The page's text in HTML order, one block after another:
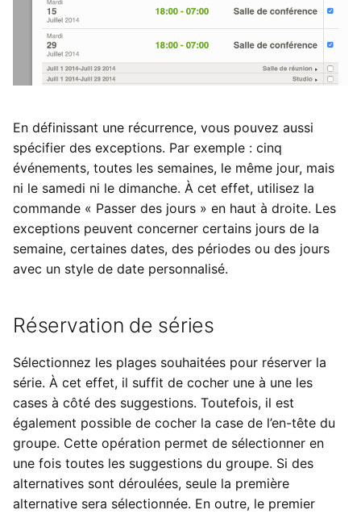
En définissant une récurrence, vous pouvez aussi
spécifier des exceptions. Par exemple : cinq
événements, toutes les semaines, le même jour, mais
ni le samedi ni le dimanche. À cet effet, utilisez la
commande « Passer des jours » en haut à droite. Les
exceptions peuvent concerner certains jours de la
semaine, certaines dates, des périodes ou des jours
avec un style de date personnalisé.
Réservation de séries
Sélectionnez les plages souhaitées pour réserver la
série. À cet effet, il suffit de cocher une à une les
cases à côté des suggestions. Toutefois, il est
également possible de cocher la case de l’en-tête du
groupe. Cette opération permet de sélectionner en
une fois toutes les suggestions du groupe. Si des
alternatives sont déroulées, seule la première
alternative sera sélectionnée. En outre, le premier